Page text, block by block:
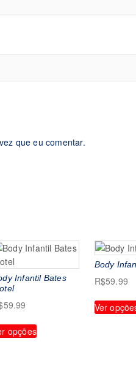
que eu comentar.
Infantil Bates
59.99
opções
Este
produto
Body
R$59.99
Ver